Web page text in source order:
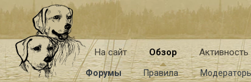
На сайт Обзор
Форумы Правила
Активность